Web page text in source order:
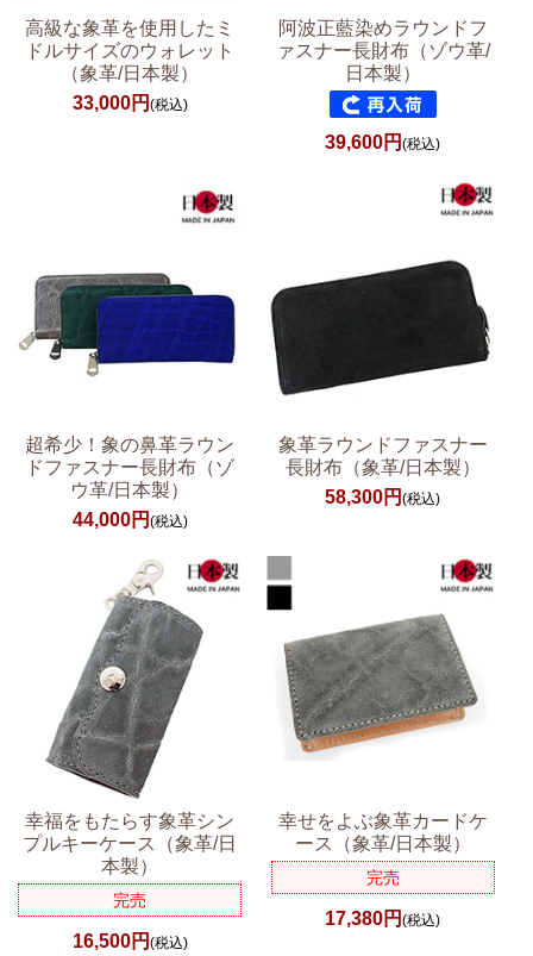
高級な象革を使用したミ
ドルサイズのウォレット
（象革/日本製）
33,000円 (税込)
阿波正藍染めラウンドフ
ァスナー長財布（ゾウ革/
日本製）
39,600円(税込)
超希少！象の鼻革ラウン
ドファスナー長財布（ゾ
ウ革/日本製）
44,000円 (税込)
象革ラウンドファスナー
長財布（象革/日本製）
58,300円(税込)
幸福をもたらす象革シン
プルキーケース（象革/日
本製）
完売
16,500円 (税込)
幸せをよぶ象革カードケ
ース（象革/日本製）
完売
17,380円(税込)